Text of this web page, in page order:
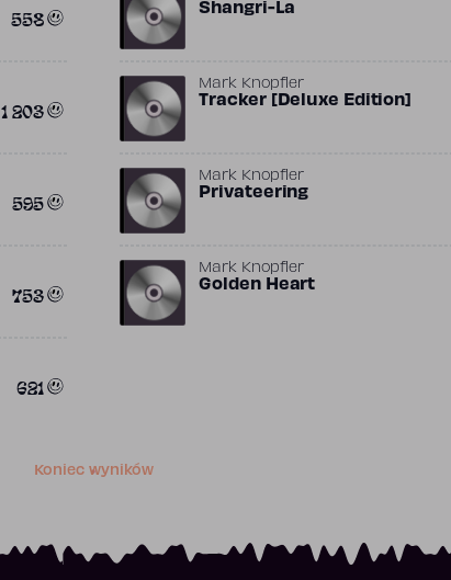
558 Shangri-La
1 203
Mark Knopfler
Tracker [Deluxe Edition]
595
Mark Knopfler
Privateering
753
Mark Knopfler
Golden Heart
621
Koniec wyników